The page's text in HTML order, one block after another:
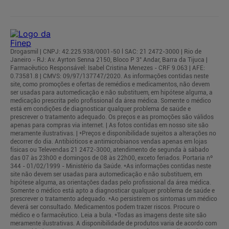
Drogasmil | CNPJ: 42.225.938/0001-50 l SAC: 21 2472-3000 | Rio de
Janeiro - RJ: Av. Ayrton Senna 2150, Bloco P 3° Andar, Barra da Tijuca |
Farmacêutico Responsável: Isabel Cristina Menezes - CRF 9.063 | AFE:
0.73581.8 | CMVS: 09/97/137747/2020. As informações contidas neste
site, como promoções e ofertas de remédios e medicamentos, não devem
ser usadas para automedicação e não substituem, em hipótese alguma, a
medicação prescrita pelo profissional da área médica. Somente o médico
está em condições de diagnosticar qualquer problema de saúde e
prescrever o tratamento adequado. Os preços e as promoções são válidos
apenas para compras via internet. | As fotos contidas em nosso site são
meramente ilustrativas. | *Preços e disponibilidade sujeitos a alterações no
decorrer do dia. Antibióticos e antimicrobianos vendas apenas em lojas
físicas ou Televendas 21 2472-3000, atendimento de segunda à sábado
das 07 às 23h00 e domingos de 08 às 22h00, exceto feriados. Portaria nº
344 - 01/02/1999 - Ministério da Saúde. *As informações contidas neste
site não devem ser usadas para automedicação e não substituem, em
hipótese alguma, as orientações dadas pelo profissional da área médica.
Somente o médico está apto a diagnosticar qualquer problema de saúde e
prescrever o tratamento adequado. *Ao persistirem os sintomas um médico
deverá ser consultado. Medicamentos podem trazer riscos. Procure o
médico e o farmacêutico. Leia a bula. *Todas as imagens deste site são
meramente ilustrativas. A disponibilidade de produtos varia de acordo com